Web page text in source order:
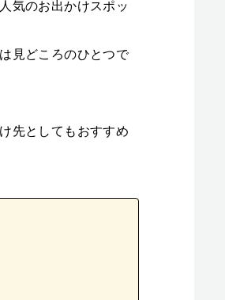
気のお出かけスポッ
見どころのひとつで
先としてもおすすめ